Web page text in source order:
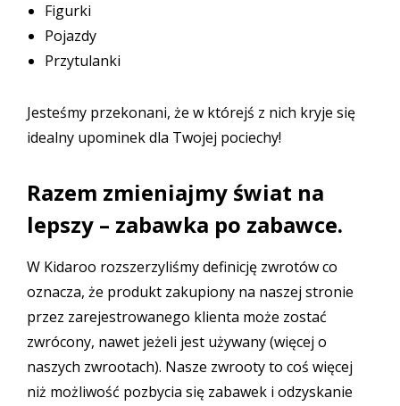
Figurki
Pojazdy
Przytulanki
Jesteśmy przekonani, że w którejś z nich kryje się
idealny upominek dla Twojej pociechy!
Razem zmieniajmy świat na
lepszy – zabawka po zabawce.
W Kidaroo rozszerzyliśmy definicję zwrotów co
oznacza, że produkt zakupiony na naszej stronie
przez zarejestrowanego klienta może zostać
zwrócony, nawet jeżeli jest używany (więcej o
naszych zwrootach). Nasze zwrooty to coś więcej
niż możliwość pozbycia się zabawek i odzyskanie